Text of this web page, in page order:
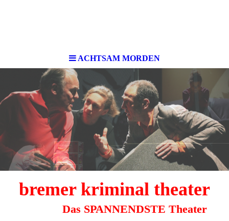
ACHTSAM MORDEN
bremer kriminal theater
Das SPANNENDSTE Theater